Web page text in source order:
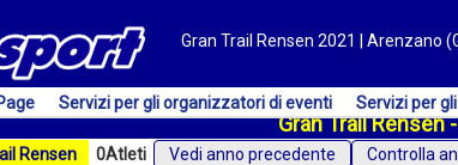
Gran Trail Rensen 2021 | Arenzano
Servizi per gli organizzatori di eventi Servizi per
Gran Trail Rensen
Rensen 0Atleti Vedi anno precedente